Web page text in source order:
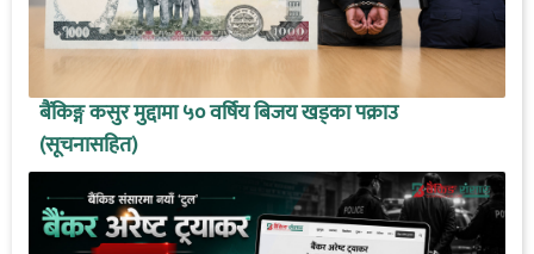
बैंकिङ्ग कसुर मुद्दामा ५० वर्षिय बिजय खड्का पक्राउ
(सूचनासहित)